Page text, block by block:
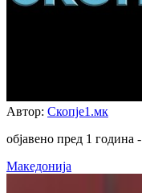
Автор: Скопје1.мк
објавено пред 1 година -
Македонија